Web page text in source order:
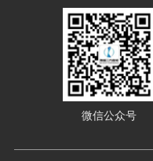
微信公众号